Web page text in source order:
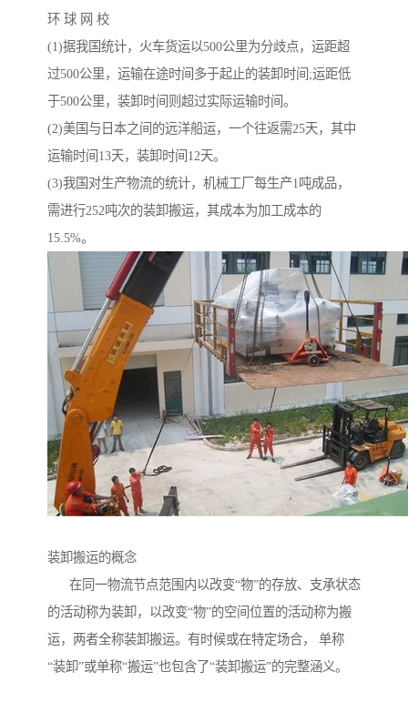
环 球 网 校
(1)据我国统计，火车货运以500公里为分歧点，运距超
过500公里，运输在途时间多于起止的装卸时间;运距低
于500公里，装卸时间则超过实际运输时间。
(2)美国与日本之间的远洋船运，一个往返需25天，其中
运输时间13天，装卸时间12天。
(3)我国对生产物流的统计，机械工厂每生产1吨成品，
需进行252吨次的装卸搬运，其成本为加工成本的
15.5%。
装卸搬运的概念
在同一物流节点范围内以改变“物”的存放、支承状态
的活动称为装卸，以改变“物”的空间位置的活动称为搬
运，两者全称装卸搬运。有时候或在特定场合， 单称
“装卸”或单称“搬运”也包含了“装卸搬运”的完整涵义。